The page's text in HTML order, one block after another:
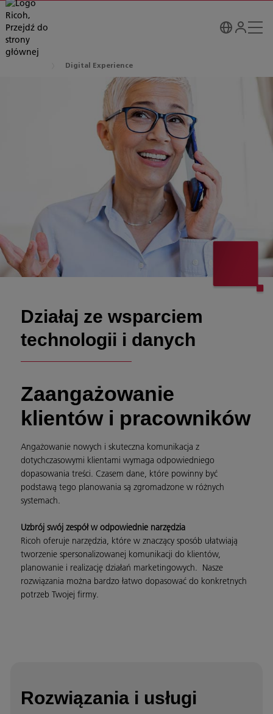
Digital Experience
Działaj ze wsparciem
technologii i danych
Zaangażowanie
klientów i pracowników
Angażowanie nowych i skuteczna komunikacja z
dotychczasowymi klientami wymaga odpowiedniego
dopasowania treści. Czasem dane, które powinny być
podstawą tego planowania są zgromadzone w różnych
systemach.
Uzbrój swój zespół w odpowiednie narzędzia
Ricoh oferuje narzędzia, które w znaczący sposób ułatwiają
tworzenie spersonalizowanej komunikacji do klientów,
planowanie i realizację działań marketingowych. Nasze
rozwiązania można bardzo łatwo dopasować do konkretnych
potrzeb Twojej firmy.
Rozwiązania i usługi